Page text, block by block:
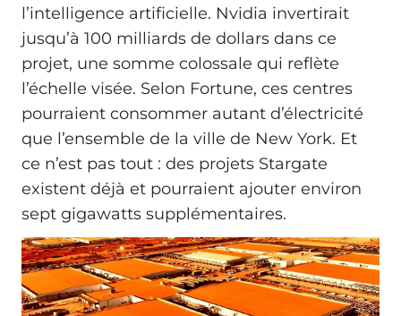
l’intelligence artificielle. Nvidia invertirait
jusqu’à 100 milliards de dollars dans ce
projet, une somme colossale qui reflète
l’échelle visée. Selon Fortune, ces centres
pourraient consommer autant d’électricité
que l’ensemble de la ville de New York. Et
ce n’est pas tout : des projets Stargate
existent déjà et pourraient ajouter environ
sept gigawatts supplémentaires.